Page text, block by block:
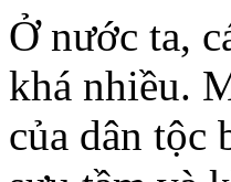
Ở nước ta,
khá nhiều.
của dân tộc